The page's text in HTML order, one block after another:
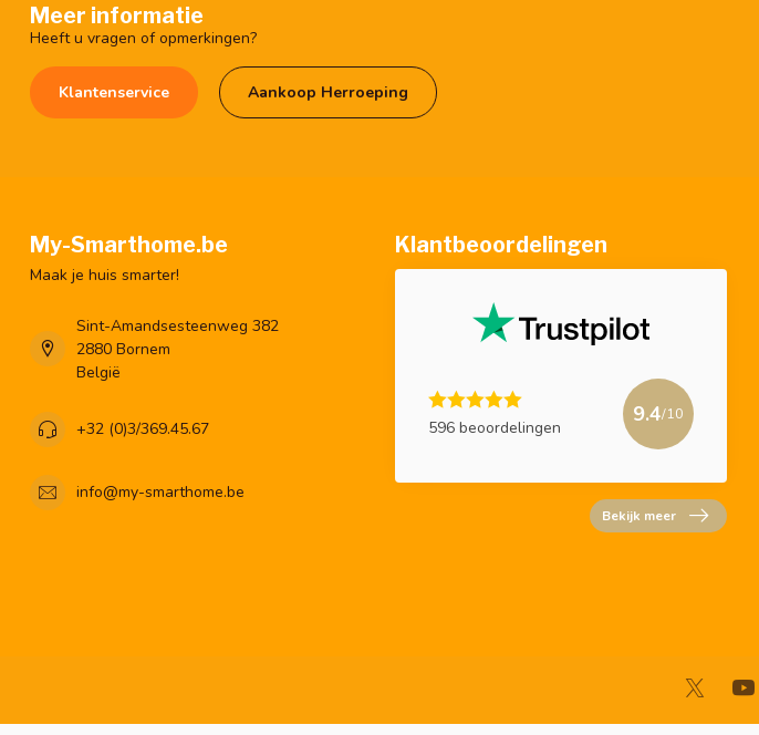
Meer informatie
Heeft u vragen of opmerkingen?
Klantenservice Aankoop Herroeping
My-Smarthome.be
Maak je huis smarter!
Sint-Amandsesteenweg 382
2880 Bornem
België
+32 (0)3/369.45.67
info@my-smarthome.be
Klantbeoordelingen
596 beoordelingen
9.4/10
Bekijk meer